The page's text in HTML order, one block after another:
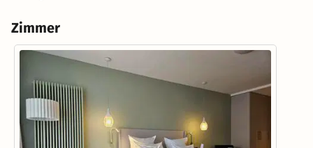
Zimmer